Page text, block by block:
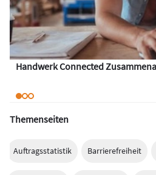
Handwerk Connected
Themenseiten
Auftragsstatistik Barrierefreiheit